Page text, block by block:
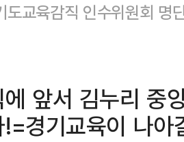
도교육감직 인수위원회
앞서 김누리 중
경기교육이 나